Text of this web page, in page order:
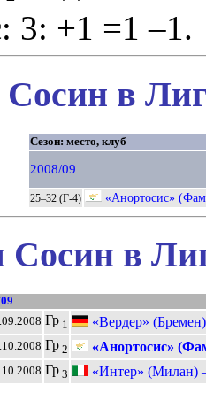
3: +1 =1 –1.
в
Сезон: место, клуб
2008/09
25–32 (Г-4) «Анортосис»
в
Гр1
«Вердер»
Гр2
«Анортосис»
Гр3 «Интер» (Милан)